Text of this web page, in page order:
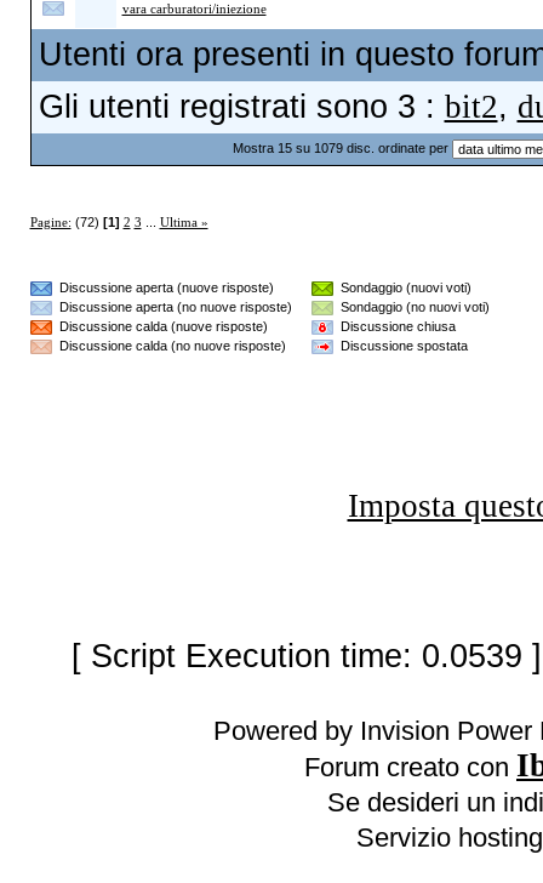
vara carburatori/iniezione
Utenti ora presenti in questo
Gli utenti registrati sono 3 : bit2,
Mostra 15 su 1079 disc. ordinate per
Pagine: (72) [1] 2 3 Ultima »
Discussione aperta (nuove risposte)
Discussione aperta (no nuove risposte)
Discussione calda (nuove risposte)
Discussione calda (no nuove risposte)
Sondaggio (nuovi voti)
Sondaggio (no nuovi voti)
Discussione chiusa
Discussione spostata
Imposta
[ Script Execution time:
Powered by Invision
Forum creato con
Se desideri un
Servizio